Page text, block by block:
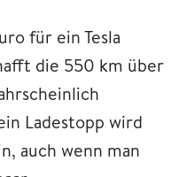
für ein Tesla
die 550 km über
Ladestopp wird
auch wenn man